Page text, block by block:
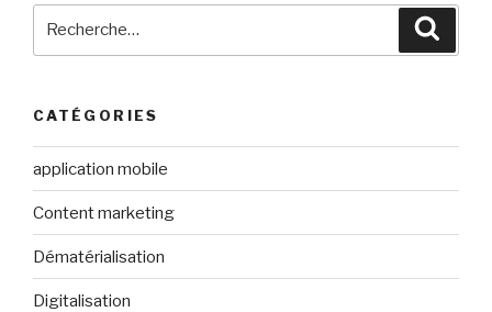
CATÉGORIES
application mobile
Content marketing
Dématérialisation
Digitalisation